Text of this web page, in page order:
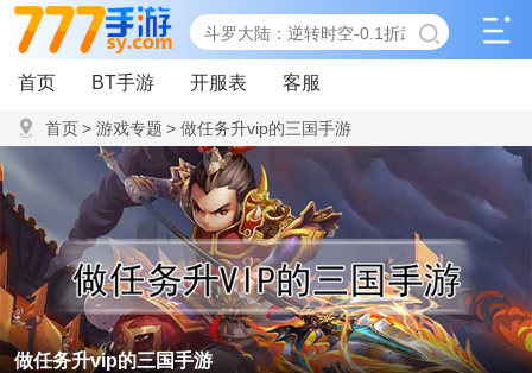
首页 BT手游 开服表 客服
首页> 游戏专题 > 做任务升vip的三国手游
做任务升vip的三国手游